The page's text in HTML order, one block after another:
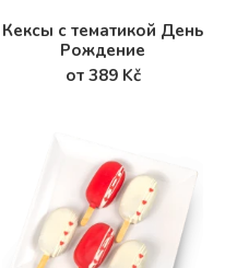
Кексы с тематикой День
Рождение
от 389 Kč